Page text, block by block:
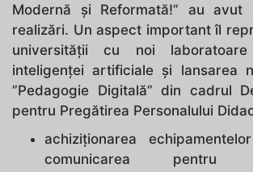
Modernă și Reformată!” au
realizări. Un aspect important îl
universității cu noi
inteligenței artificiale și lansarea
”Pedagogie Digitală” din cadrul
pentru Pregătirea Personalului
achiziționarea
comunicarea pentru